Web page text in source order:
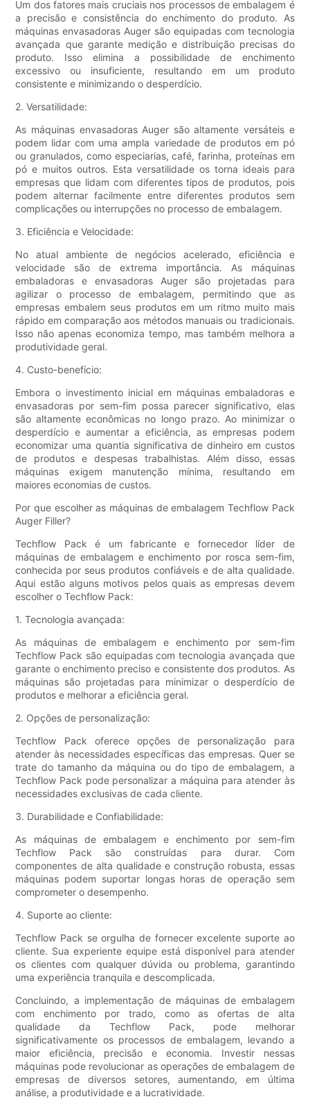
Um dos fatores mais cruciais nos processos de embalagem é
a precisão e consistência do enchimento do produto. As
máquinas envasadoras Auger são equipadas com tecnologia
avançada que garante medição e distribuição precisas do
produto. Isso elimina a possibilidade de enchimento
excessivo ou insuficiente, resultando em um produto
consistente e minimizando o desperdício.
2. Versatilidade:
As máquinas envasadoras Auger são altamente versáteis e
podem lidar com uma ampla variedade de produtos em pó
ou granulados, como especiarias, café, farinha, proteínas em
pó e muitos outros. Esta versatilidade os torna ideais para
empresas que lidam com diferentes tipos de produtos, pois
podem alternar facilmente entre diferentes produtos sem
complicações ou interrupções no processo de embalagem.
3. Eficiência e Velocidade:
No atual ambiente de negócios acelerado, eficiência e
velocidade são de extrema importância. As máquinas
embaladoras e envasadoras Auger são projetadas para
agilizar o processo de embalagem, permitindo que as
empresas embalem seus produtos em um ritmo muito mais
rápido em comparação aos métodos manuais ou tradicionais.
Isso não apenas economiza tempo, mas também melhora a
produtividade geral.
4. Custo-benefício:
Embora o investimento inicial em máquinas embaladoras e
envasadoras por sem-fim possa parecer significativo, elas
são altamente econômicas no longo prazo. Ao minimizar o
desperdício e aumentar a eficiência, as empresas podem
economizar uma quantia significativa de dinheiro em custos
de produtos e despesas trabalhistas. Além disso, essas
máquinas exigem manutenção mínima, resultando em
maiores economias de custos.
Por que escolher as máquinas de embalagem Techflow Pack
Auger Filler?
Techflow Pack é um fabricante e fornecedor líder de
máquinas de embalagem e enchimento por rosca sem-fim,
conhecida por seus produtos confiáveis ​​e de alta qualidade.
Aqui estão alguns motivos pelos quais as empresas devem
escolher o Techflow Pack:
1. Tecnologia avançada:
As máquinas de embalagem e enchimento por sem-fim
Techflow Pack são equipadas com tecnologia avançada que
garante o enchimento preciso e consistente dos produtos. As
máquinas são projetadas para minimizar o desperdício de
produtos e melhorar a eficiência geral.
2. Opções de personalização:
Techflow Pack oferece opções de personalização para
atender às necessidades específicas das empresas. Quer se
trate do tamanho da máquina ou do tipo de embalagem, a
Techflow Pack pode personalizar a máquina para atender às
necessidades exclusivas de cada cliente.
3. Durabilidade e Confiabilidade:
As máquinas de embalagem e enchimento por sem-fim
Techflow Pack são construídas para durar. Com
componentes de alta qualidade e construção robusta, essas
máquinas podem suportar longas horas de operação sem
comprometer o desempenho.
4. Suporte ao cliente:
Techflow Pack se orgulha de fornecer excelente suporte ao
cliente. Sua experiente equipe está disponível para atender
os clientes com qualquer dúvida ou problema, garantindo
uma experiência tranquila e descomplicada.
Concluindo, a implementação de máquinas de embalagem
com enchimento por trado, como as ofertas de alta
qualidade da Techflow Pack, pode melhorar
significativamente os processos de embalagem, levando a
maior eficiência, precisão e economia. Investir nessas
máquinas pode revolucionar as operações de embalagem de
empresas de diversos setores, aumentando, em última
análise, a produtividade e a lucratividade.